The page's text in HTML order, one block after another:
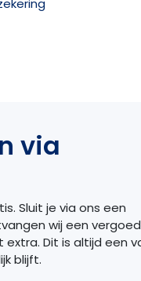
via
Sluit je via ons een
wij een
Dit is altijd een
blijft.